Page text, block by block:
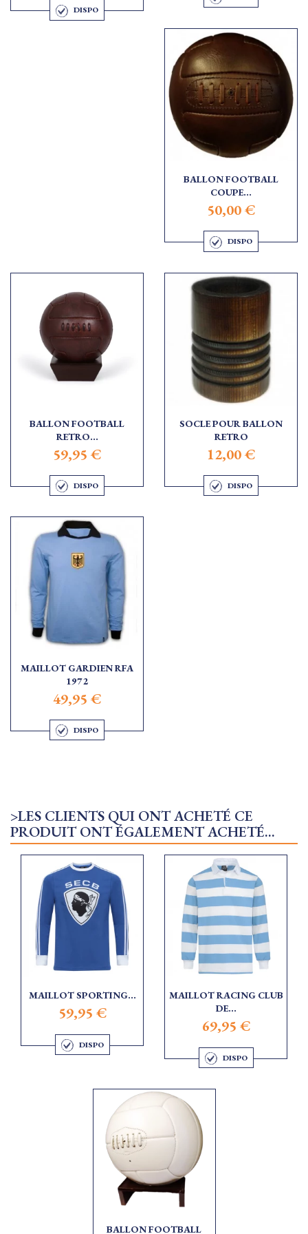
DISPO
BALLON FOOTBALL
COUPE...
50,00 €
DISPO
BALLON FOOTBALL
RETRO...
59,95 €
DISPO
SOCLE POUR BALLON
RETRO
12,00 €
DISPO
MAILLOT GARDIEN RFA
1972
49,95 €
DISPO
>LES CLIENTS QUI ONT ACHETÉ CE
PRODUIT ONT ÉGALEMENT ACHETÉ...
MAILLOT SPORTING...
59,95 €
DISPO
MAILLOT RACING CLUB
DE...
69,95 €
DISPO
BALLON FOOTBALL